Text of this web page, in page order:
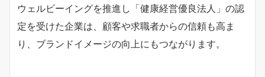
ウェルビーイングを推進し「健康経営優良法人」の認
定を受けた企業は、顧客や求職者からの信頼も高ま
り、ブランドイメージの向上にもつながります。